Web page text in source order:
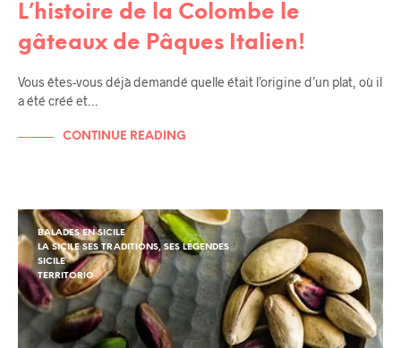
L’histoire de la Colombe le
gâteaux de Pâques Italien!
Vous êtes-vous déjà demandé quelle était l’origine d’un plat, où il
a été créé et…
CONTINUE READING
BALADES EN SICILE
LA SICILE SES TRADITIONS, SES LÉGENDES
SICILE
TERRITORIO